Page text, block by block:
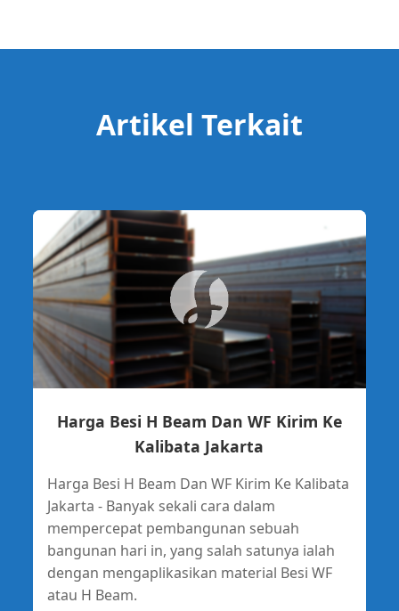
Artikel Terkait
Harga Besi H Beam Dan WF Kirim Ke
Kalibata Jakarta
Harga Besi H Beam Dan WF Kirim Ke Kalibata
Jakarta - Banyak sekali cara dalam
mempercepat pembangunan sebuah
bangunan hari in, yang salah satunya ialah
dengan mengaplikasikan material Besi WF
atau H Beam.